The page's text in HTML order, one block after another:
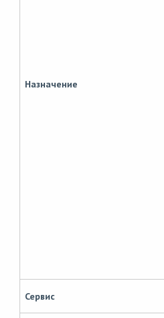
Назначение
Сервис